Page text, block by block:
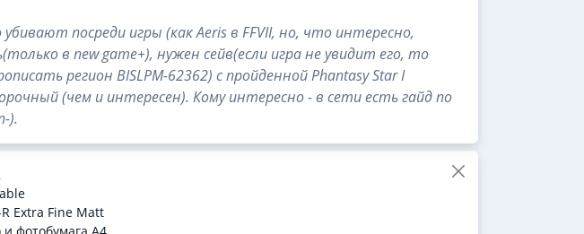
посреди игры (как Aeris в FFVII, но, что интересно,
в new game+), нужен сейв(если игра не увидит его, то
регион BISLPM-62362) с пройденной Phantasy Star I
(чем и интересен). Кому интересно - в сети есть гайд по
).
Extra Fine Matt